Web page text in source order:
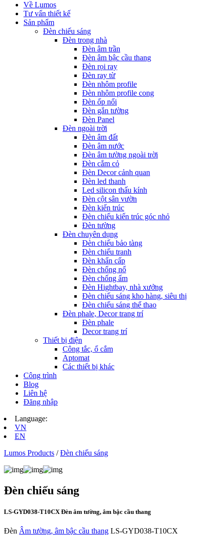
Về Lumos
Tư vấn thiết kế
Sản phẩm
Đèn chiếu sáng
Đèn trong nhà
Đèn âm trần
Đèn âm bậc cầu thang
Đèn rọi ray
Đèn ray từ
Đèn nhôm profile
Đèn nhôm profile cong
Đèn ốp nổi
Đèn gắn tường
Đèn Panel
Đèn ngoài trời
Đèn âm đất
Đèn âm nước
Đèn âm tường ngoài trời
Đèn cắm cỏ
Đèn Decor cảnh quan
Đèn led thanh
Led silicon thấu kính
Đèn cột sân vườn
Đèn kiến trúc
Đèn chiếu kiến trúc góc nhỏ
Đèn tường
Đèn chuyên dụng
Đèn chiếu bảo tàng
Đèn chiếu tranh
Đèn khẩn cấp
Đèn chống nổ
Đèn chống ẩm
Đèn Hightbay, nhà xưởng
Đèn chiếu sáng kho hàng, siêu thị
Đèn chiếu sáng thể thao
Đèn phale, Decor trang trí
Đèn phale
Decor trang trí
Thiết bị điện
Công tắc, ổ cắm
Aptomat
Các thiết bị khác
Công trình
Blog
Liên hệ
Đăng nhập
Language:
VN
EN
Lumos Products /Đèn chiếu sáng
Đèn chiếu sáng
LS-GYD038-T10CX Đèn âm tường, âm bậc cầu thang
Đèn Âm tường, âm bậc cầu thang LS-GYD038-T10CX